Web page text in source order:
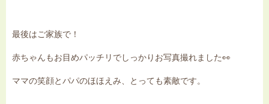
最後はご家族で！
赤ちゃんもお目めパッチリでしっかりお写真撮れました👀
ママの笑顔とパパのほほえみ、とっても素敵です。